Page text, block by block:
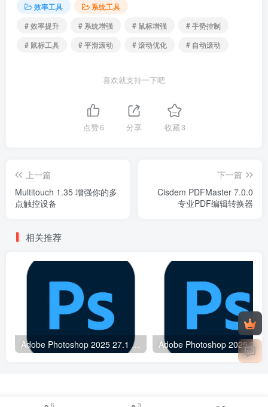
效率工具
系统工具
# 效率提升
# 系统增强 # 鼠标增强
# 手势控制
# 鼠标工具
# 平滑滚动 # 滚动优化 # 自动滚动
喜欢就支持一下吧
点赞6 分享 收藏3
上一篇
Multitouch 1.35 增强你的多
点触控设备
下一篇
Cisdem PDFMaster 7.0.0
专业PDF编辑转换器
相关推荐
Adobe Photoshop 2025 27.1 专业图像处理与设计工具
6 3